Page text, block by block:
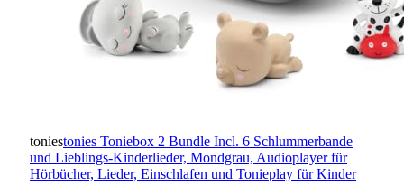
toniestonies Toniebox 2 Bundle Incl. 6 Schlummerbande
und Lieblings-Kinderlieder, Mondgrau, Audioplayer für
Hörbücher, Lieder, Einschlafen und Tonieplay für Kinder